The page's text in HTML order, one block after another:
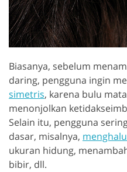
Biasanya, sebelum
daring, pengguna ingin
simetris, karena bulu
menonjolkan
Selain itu, pengguna
dasar, misalnya,
ukuran hidung,
bibir, dll.